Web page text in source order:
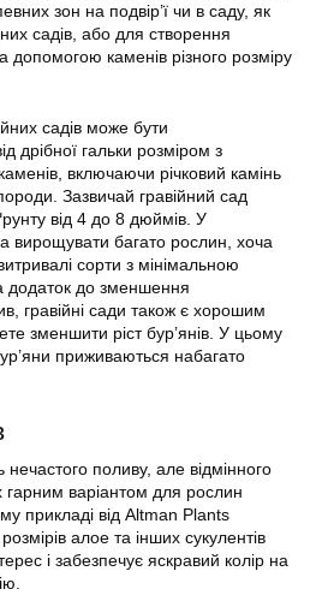
зон на подвір’ї чи в саду, як
садів, або для створення
допомогою каменів різного розміру
садів може бути
дрібної гальки розміром з
включаючи річковий камінь
Зазвичай гравійний сад
від 4 до 8 дюймів. У
вирощувати багато рослин, хоча
сорти з мінімальною
додаток до зменшення
гравійні сади також є хорошим
зменшити ріст бур’янів. У цьому
приживаються набагато
поливу, але відмінного
варіантом для рослин
прикладі від Altman Plants
розмірів алое та інших сукулентів
і забезпечує яскравий колір на